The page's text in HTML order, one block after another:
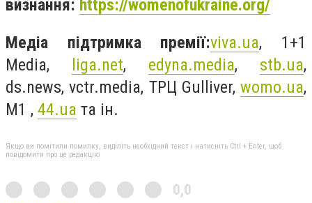
визнання: https://womenofukraine.org/
Медіа підтримка премії:viva.ua, 1+1
Media, liga.net, edyna.media, stb.ua,
ds.news, vctr.media, ТРЦ Gulliver, womo.ua,
M1 , 44.ua та ін.
Якщо ви помітили помилку, виділіть необхідний текст і натисніть Ctrl + Enter, щоб
повідомити про це редакцію
0,0